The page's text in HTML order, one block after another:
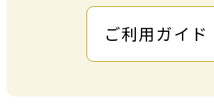
ご利用ガイド